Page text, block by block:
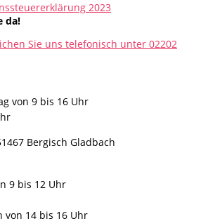
2023
da!
Sie uns telefonisch unter 02202
von 9 bis 16 Uhr
Bergisch Gladbach
9 bis 12 Uhr
von 14 bis 16 Uhr